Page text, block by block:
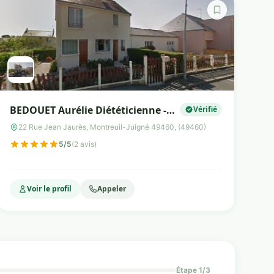
BEDOUET Aurélie Diététicienne -
Nutritionniste, spécialisée en
nutrition du sport
Vérifié
22 Rue Jean Jaurès, Montreuil-Juigné 49460, (49460)
5/5(2 avis)
Voir le profil Appeler
Étape 1/3